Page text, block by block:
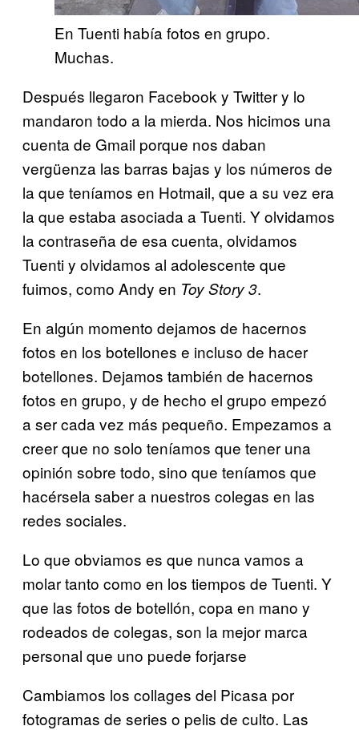
En Tuenti había fotos en grupo.
Muchas.
Después llegaron Facebook y Twitter y lo
mandaron todo a la mierda. Nos hicimos una
cuenta de Gmail porque nos daban
vergüenza las barras bajas y los números de
la que teníamos en Hotmail, que a su vez era
la que estaba asociada a Tuenti. Y olvidamos
la contraseña de esa cuenta, olvidamos
Tuenti y olvidamos al adolescente que
fuimos, como Andy en Toy Story 3.
En algún momento dejamos de hacernos
fotos en los botellones e incluso de hacer
botellones. Dejamos también de hacernos
fotos en grupo, y de hecho el grupo empezó
a ser cada vez más pequeño. Empezamos a
creer que no solo teníamos que tener una
opinión sobre todo, sino que teníamos que
hacérsela saber a nuestros colegas en las
redes sociales.
Lo que obviamos es que nunca vamos a
molar tanto como en los tiempos de Tuenti. Y
que las fotos de botellón, copa en mano y
rodeados de colegas, son la mejor marca
personal que uno puede forjarse
Cambiamos los collages del Picasa por
fotogramas de series o pelis de culto. Las